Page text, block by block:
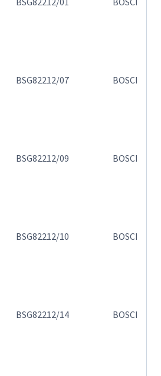
BSG82212/07 BOSCH
BSG82212/09 BOSCH
BSG82212/10 BOSCH
BSG82212/14 BOSCH